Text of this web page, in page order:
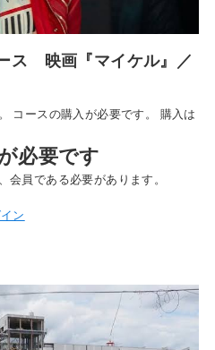
ス 映画『マイケル』／
コースの購入が必要です。 購入は
必要です
会員である必要があります。
ン